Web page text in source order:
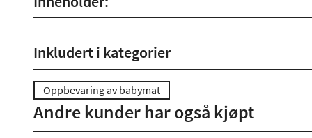
Inkludert i kategorier
Oppbevaring av babymat
Andre kunder har også kjøpt